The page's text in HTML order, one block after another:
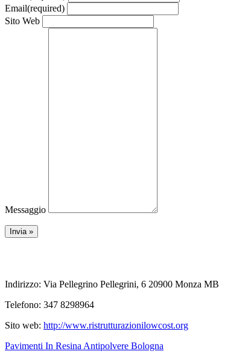
Email(required)
Sito Web
Messaggio
Indirizzo: Via Pellegrino Pellegrini, 6 20900 Monza MB
Telefono: 347 8298964
Sito web: http://www.ristrutturazionilowcost.org
Pavimenti In Resina Antipolvere Bologna